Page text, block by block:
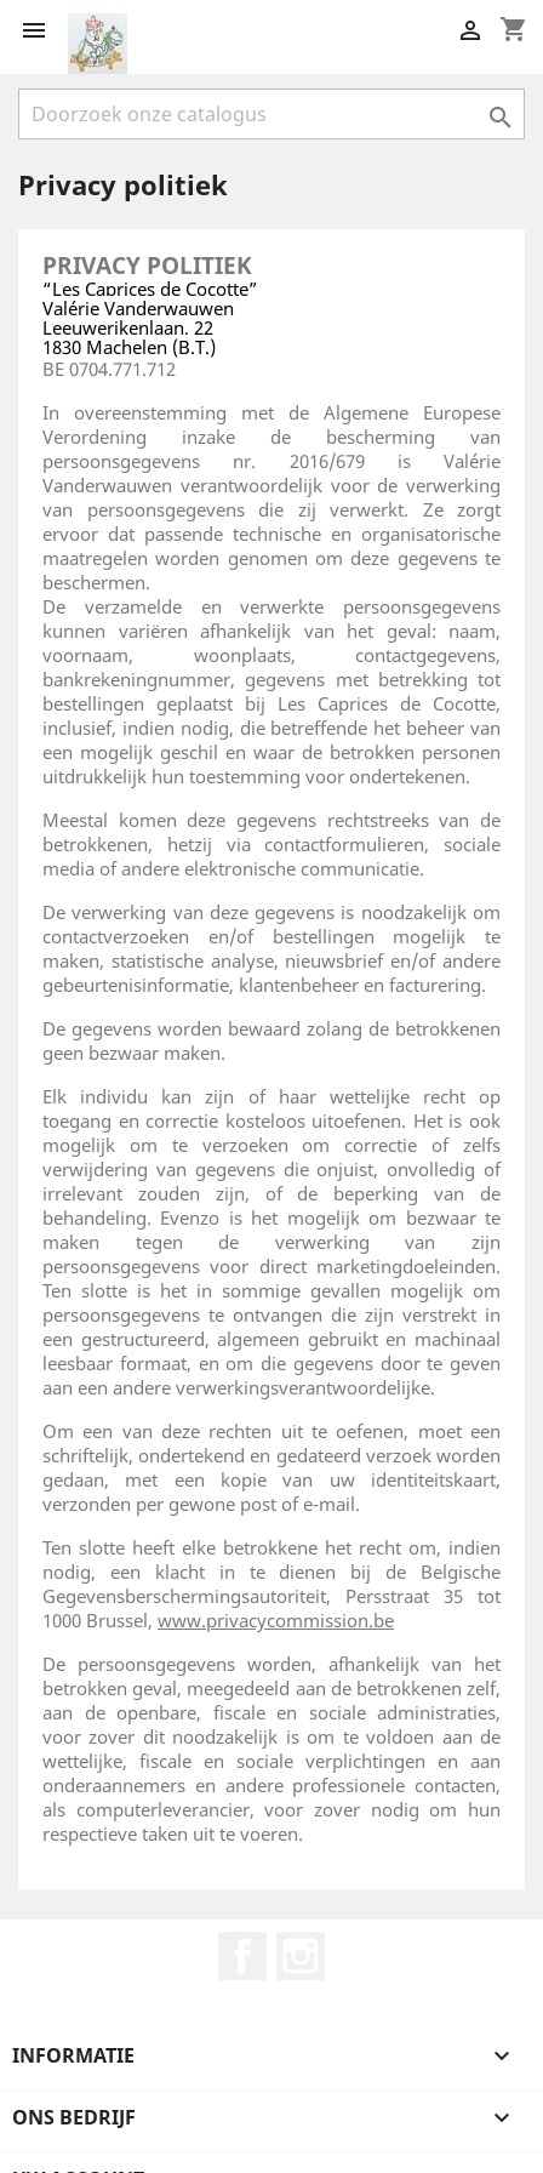
 shopping_cart


Privacy politiek
PRIVACY POLITIEK
“Les Caprices de Cocotte”
Valérie Vanderwauwen
Leeuwerikenlaan, 22
1830 Machelen (B.T.)
BE 0704.771.712
In overeenstemming met de Algemene Europese
Verordening inzake de bescherming van
persoonsgegevens nr. 2016/679 is Valérie
Vanderwauwen verantwoordelijk voor de verwerking
van persoonsgegevens die zij verwerkt. Ze zorgt
ervoor dat passende technische en organisatorische
maatregelen worden genomen om deze gegevens te
beschermen.
De verzamelde en verwerkte persoonsgegevens
kunnen variëren afhankelijk van het geval: naam,
voornaam, woonplaats, contactgegevens,
bankrekeningnummer, gegevens met betrekking tot
bestellingen geplaatst bij Les Caprices de Cocotte,
inclusief, indien nodig, die betreffende het beheer van
een mogelijk geschil en waar de betrokken personen
uitdrukkelijk hun toestemming voor ondertekenen.
Meestal komen deze gegevens rechtstreeks van de
betrokkenen, hetzij via contactformulieren, sociale
media of andere elektronische communicatie.
De verwerking van deze gegevens is noodzakelijk om
contactverzoeken en/of bestellingen mogelijk te
maken, statistische analyse, nieuwsbrief en/of andere
gebeurtenisinformatie, klantenbeheer en facturering.
De gegevens worden bewaard zolang de betrokkenen
geen bezwaar maken.
Elk individu kan zijn of haar wettelijke recht op
toegang en correctie kosteloos uitoefenen. Het is ook
mogelijk om te verzoeken om correctie of zelfs
verwijdering van gegevens die onjuist, onvolledig of
irrelevant zouden zijn, of de beperking van de
behandeling. Evenzo is het mogelijk om bezwaar te
maken tegen de verwerking van zijn
persoonsgegevens voor direct marketingdoeleinden.
Ten slotte is het in sommige gevallen mogelijk om
persoonsgegevens te ontvangen die zijn verstrekt in
een gestructureerd, algemeen gebruikt en machinaal
leesbaar formaat, en om die gegevens door te geven
aan een andere verwerkingsverantwoordelijke.
Om een van deze rechten uit te oefenen, moet een
schriftelijk, ondertekend en gedateerd verzoek worden
gedaan, met een kopie van uw identiteitskaart,
verzonden per gewone post of e-mail.
Ten slotte heeft elke betrokkene het recht om, indien
nodig, een klacht in te dienen bij de Belgische
Gegevensberschermingsautoriteit, Persstraat 35 tot
1000 Brussel, www.privacycommission.be
De persoonsgegevens worden, afhankelijk van het
betrokken geval, meegedeeld aan de betrokkenen zelf,
aan de openbare, fiscale en sociale administraties,
voor zover dit noodzakelijk is om te voldoen aan de
wettelijke, fiscale en sociale verplichtingen en aan
onderaannemers en andere professionele contacten,
als computerleverancier, voor zover nodig om hun
respectieve taken uit te voeren.
INFORMATIE 
ONS BEDRIJF 